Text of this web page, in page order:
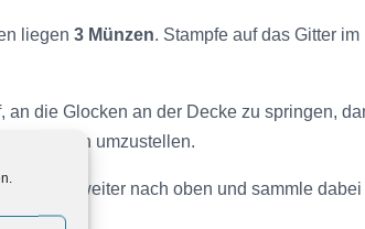
liegen 3 Münzen. Stampfe auf das Gitter im
an die Glocken an der Decke zu springen,
Weichen umzustellen.
immer weiter nach oben und sammle dabei